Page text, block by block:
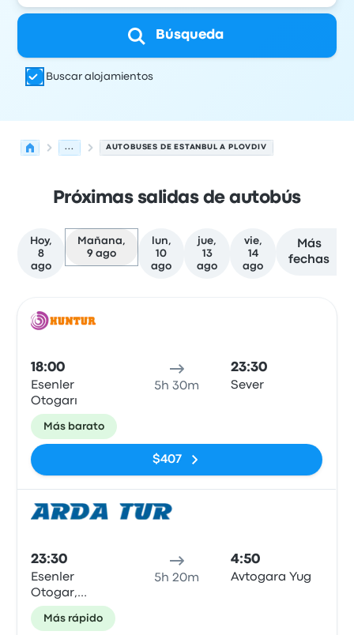
Búsqueda
Buscar alojamientos
... AUTOBUSES DE ESTANBUL A PLOVDIV
Próximas salidas de autobús
Hoy,
8
ago
Mañana,
9 ago
lun,
10
ago
jue,
13
ago
vie,
14
ago
Más
fechas
18:00
Esenler
Otogarı
5h 30m
23:30
Sever
Más barato
$407
23:30
Esenler
Otogar,
Istanbul
5h 20m
4:50
Avtogara Yug
Más rápido